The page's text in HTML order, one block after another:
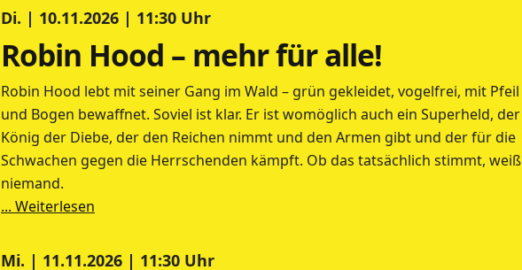
Di. | 10.11.2026 | 11:30 Uhr
Robin Hood – mehr für alle!
Robin Hood lebt mit seiner Gang im Wald – grün gekleidet, vogelfrei, mit Pfeil
und Bogen bewaffnet. Soviel ist klar. Er ist womöglich auch ein Superheld, der
König der Diebe, der den Reichen nimmt und den Armen gibt und der für die
Schwachen gegen die Herrschenden kämpft. Ob das tatsächlich stimmt, weiß
niemand.
... Weiterlesen
Mi. | 11.11.2026 | 11:30 Uhr